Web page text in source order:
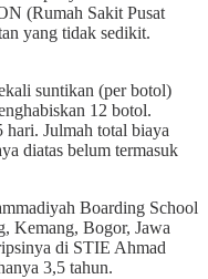
(Rumah Sakit Pusat
yang tidak sedikit.
suntikan (per botol)
12 botol.
Julmah total biaya
diatas belum termasuk
Boarding School
Kemang, Bogor, Jawa
di STIE Ahmad
3,5 tahun.